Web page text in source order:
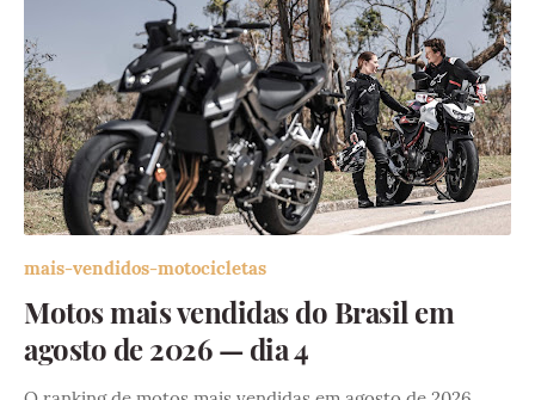
mais-vendidos-motocicletas
Motos mais vendidas do Brasil em
agosto de 2026 — dia 4